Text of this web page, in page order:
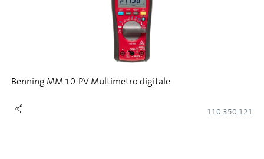
Benning MM 10-PV Multimetro digitale
110.350.121